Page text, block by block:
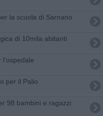
la scuola di Sarnano
di 10mila abitanti
l'ospedale
per il Palio
98 bambini e ragazzi